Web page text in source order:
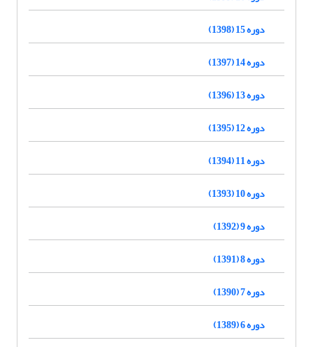
دوره 15 (1398)
دوره 14 (1397)
دوره 13 (1396)
دوره 12 (1395)
دوره 11 (1394)
دوره 10 (1393)
دوره 9 (1392)
دوره 8 (1391)
دوره 7 (1390)
دوره 6 (1389)